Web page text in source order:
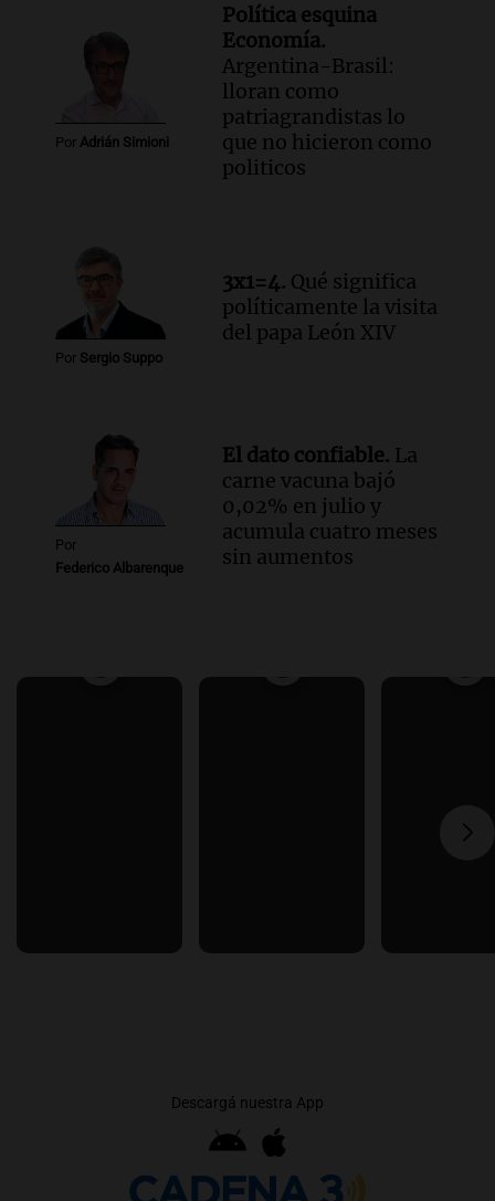
Por Adrián Simioni
Política esquina
Economía.
Argentina-Brasil:
lloran como
patriagrandistas lo
que no hicieron como
politicos
Por Sergio Suppo
3x1=4. Qué significa
políticamente la visita
del papa León XIV
Por
Federico Albarenque
El dato confiable. La
carne vacuna bajó
0,02% en julio y
acumula cuatro meses
sin aumentos
Descargá nuestra App